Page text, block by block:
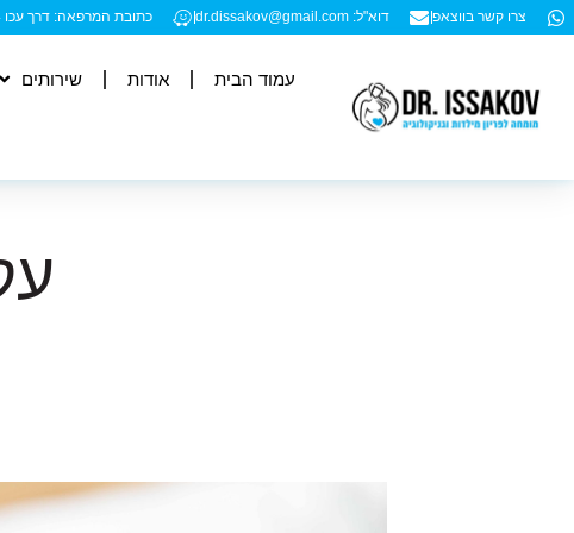
צרו קשר בווצאפ דוא"ל: dr.dissakov@gmail.com כתובת המרפאה: דרך עכו 194, (בניין הבאולינג) קומה A1 קרית ביאליק
עמוד הבית אודות שירותים